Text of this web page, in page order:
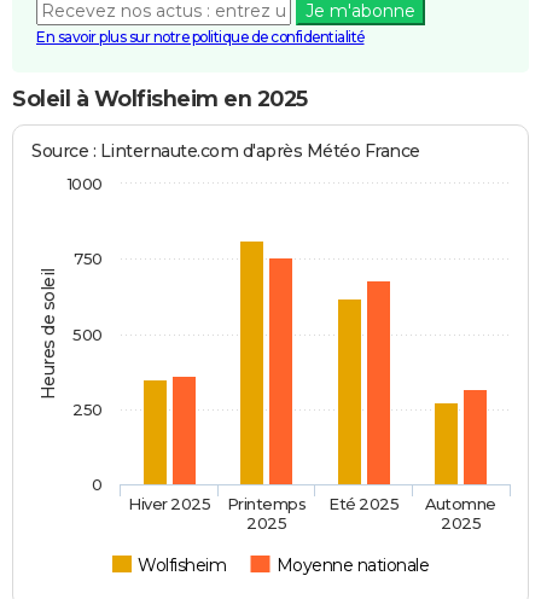
Je m'abonne
En savoir plus sur notre politique de confidentialité
Soleil à Wolfisheim en 2025
Heures de soleil
Source : Linternaute.com d'après Météo France
Wolfisheim Moyenne nationale
Hiver 2025
Printemps
2025
Eté 2025
Automne
2025
0
250
500
750
1000